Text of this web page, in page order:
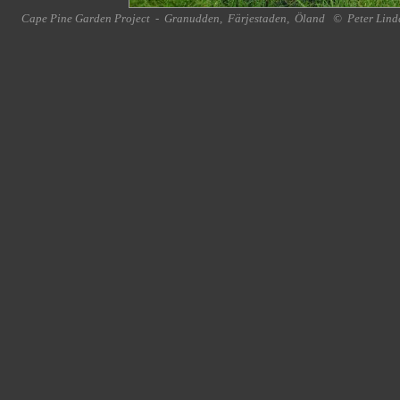
Cape Pine Garden Project - Granudden, Färjestaden, Öland © Peter